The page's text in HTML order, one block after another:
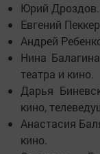
Юрий Дроздов.
Евгений
Андрей
Нина
театра и кино.
Дарья
кино,
Анастасия
кино.